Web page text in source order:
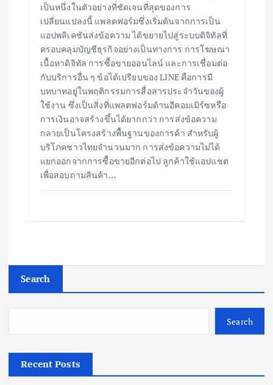
เป็นหนึ่งในตัวอย่างที่ชัดเจนที่สุดของการ
เปลี่ยนแปลงนี้ แพลตฟอร์มซึ่งเริ่มต้นจากการเป็น
แอปพลิเคชันส่งข้อความ ได้ขยายไปสู่ระบบดิจิทัลที่
ครอบคลุมบัญชีธุรกิจอย่างเป็นทางการ การโฆษณา
เนื้อหาดิจิทัล การซื้อขายออนไลน์ และการเชื่อมต่อ
กับบริการอื่น ๆ ข้อได้เปรียบของ LINE คือการมี
บทบาทอยู่ในพฤติกรรมการสื่อสารประจำวันของผู้
ใช้งาน ซึ่งเป็นสิ่งที่แพลตฟอร์มด้านอีคอมเมิร์ซหรือ
การเงินอาจสร้างขึ้นได้ยากกว่า การส่งข้อความ
กลายเป็นโครงสร้างพื้นฐานของการค้า สำหรับผู้
บริโภคชาวไทยจำนวนมาก การส่งข้อความไม่ได้
แยกออกจากการซื้อขายอีกต่อไป ลูกค้าใช้แอปแชต
เพื่อสอบถามสินค้า…
Search
Search
Recent Posts